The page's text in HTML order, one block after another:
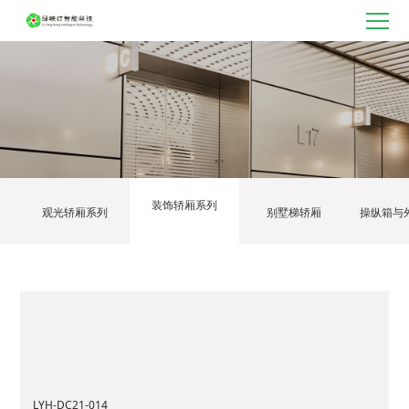
观光轿厢系列 装饰轿厢系列 别墅梯轿厢 操纵箱与
LYH-DC21-014